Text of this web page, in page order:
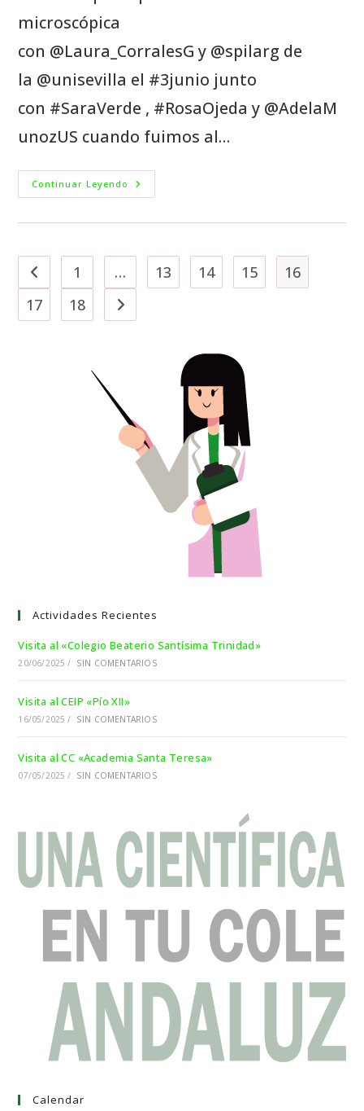
microscópica
con @Laura_CorralesG y @spilarg de
la @unisevilla el #3junio junto
con #SaraVerde , #RosaOjeda y @AdelaM
unozUS cuando fuimos al…
Continuar Leyendo
1 … 13 14 15
16
17
18
Actividades Recientes
Visita al «Colegio Beaterio Santísima Trinidad»
20/06/2025 / SIN COMENTARIOS
Visita al CEIP «Pío XII»
16/05/2025 / SIN COMENTARIOS
Visita al CC «Academia Santa Teresa»
07/05/2025 / SIN COMENTARIOS
Calendar